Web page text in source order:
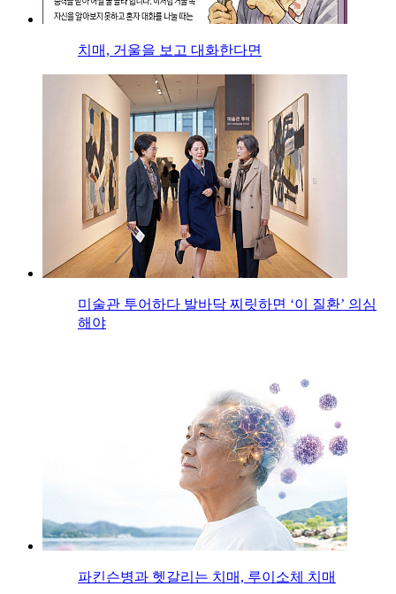
치매, 거울을 보고 대화한다면
미술관 투어하다 발바닥 찌릿하면 ‘이 질환’ 의심
해야
파킨슨병과 헷갈리는 치매, 루이소체 치매